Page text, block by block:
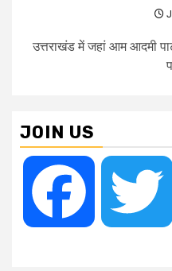
उत्तराखंड में जहां आम आदमी
JOIN US
Facebook